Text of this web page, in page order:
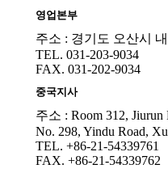
영업본부
주소 : 경기도 오산시
TEL. 031-203-9034
FAX. 031-202-9034
중국지사
주소 : Room 312, Jiurun
No. 298, Yindu Road,
TEL. +86-21-54339761
FAX. +86-21-54339762